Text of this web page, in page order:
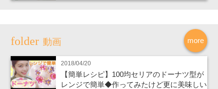
more
動画
2018/04/20
【簡単レシピ】100均セリアのドーナツ型が
レンジで簡単◆作ってみたけど更に美味しい